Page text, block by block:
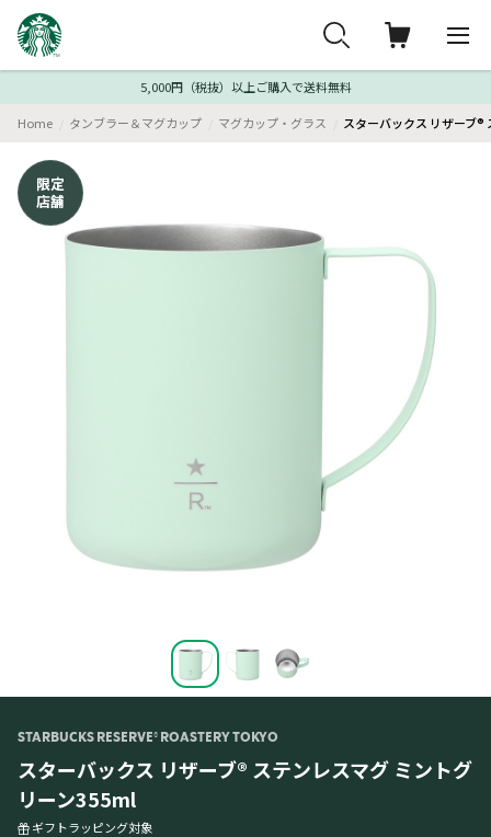
5,000円（税抜）以上ご購入で送料無料
Home タンブラー＆マグカップ マグカップ・グラス スターバックス リザーブ
限定
店舗
STARBUCKS RESERVE® ROASTERY TOKYO
スターバックス リザーブ® ステンレスマグ ミントグ
リーン355ml
ギフトラッピング対象